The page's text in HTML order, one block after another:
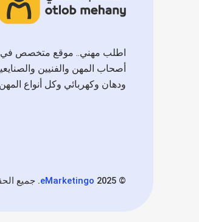
اطلب مهني.. موقع متخصص
أصحاب المهن والفنيين
ودهان وكهربائي وكل أنواع
©
eMarketingo 2025. جميع الحقوق محفوظة